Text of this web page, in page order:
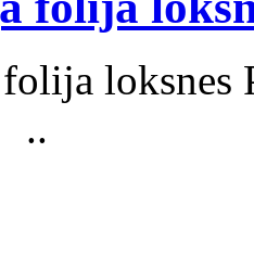
loksnes
..